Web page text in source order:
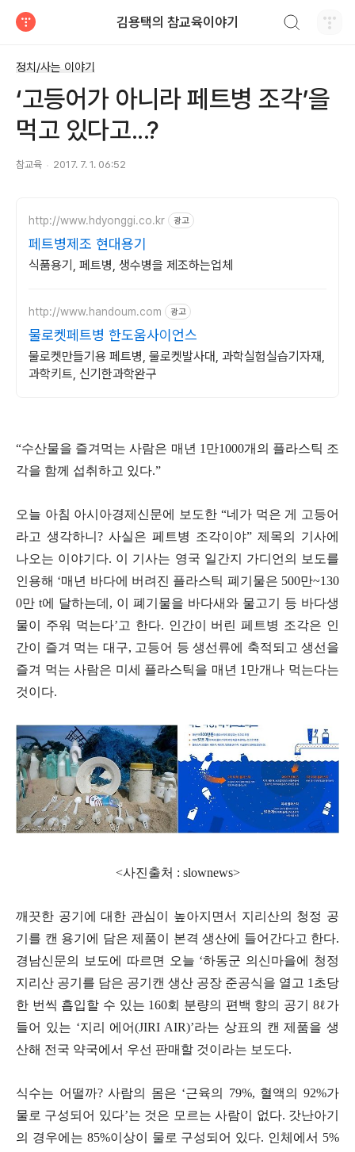
김용택의 참교육이야기
정치/사는 이야기
‘고등어가 아니라 페트병 조각’을
먹고 있다고...?
참교육 2017. 7. 1. 06:52
http://www.hdyonggi.co.kr 광고
페트병제조 현대용기
식품용기, 페트병, 생수병을 제조하는업체
http://www.handoum.com 광고
물로켓페트병 한도움사이언스
물로켓만들기용 페트병, 물로켓발사대, 과학실험실습기자재,
과학키트, 신기한과학완구
“수산물을 즐겨먹는 사람은 매년 1 만1000개의 플라스틱 조
각을 함께 섭취하고 있다.”
오늘 아침 아시아경제신문에 보도한 “네가 먹은 게 고등어
라고 생각하니 ? 사실은 페트병 조각이야” 제목의 기사에
나오는 이야기다. 이 기사는 영국 일간지 가디언의 보도를
인용해 ‘매년 바다에 버려진 플라스틱 폐기물은 500만~130
0만 t에 달하는데 , 이 폐기물을 바다새와 물고기 등 바다생
물이 주워 먹는다’고 한다. 인간이 버린 페트병 조각은 인
간이 즐겨 먹는 대구, 고등어 등 생선류에 축적되고 생선을
즐겨 먹는 사람은 미세 플라스틱을 매년 1 만개나 먹는다는
것이다.
<사진출처 : slownews>
깨끗한 공기에 대한 관심이 높아지면서 지리산의 청정 공
기를 캔 용기에 담은 제품이 본격 생산에 들어간다고 한다.
경남신문의 보도에 따르면 오늘 ‘하동군 의신마을에 청정
지리산 공기를 담은 공기캔 생산 공장 준공식을 열고 1 초당
한 번씩 흡입할 수 있는 160회 분량의 편백 향의 공기 8ℓ가
들어 있는 ‘지리 에어(JIRI AIR)’라는 상표의 캔 제품을 생
산해 전국 약국에서 우선 판매할 것이라는 보도다.
식수는 어떨까?사람의 몸은 ‘근육의 79%, 혈액의92%가
물로 구성되어 있다’는 것은 모르는 사람이 없다. 갓난아기
의 경우에는 85%이상이 물로 구성되어 있다. 인체에서 5%